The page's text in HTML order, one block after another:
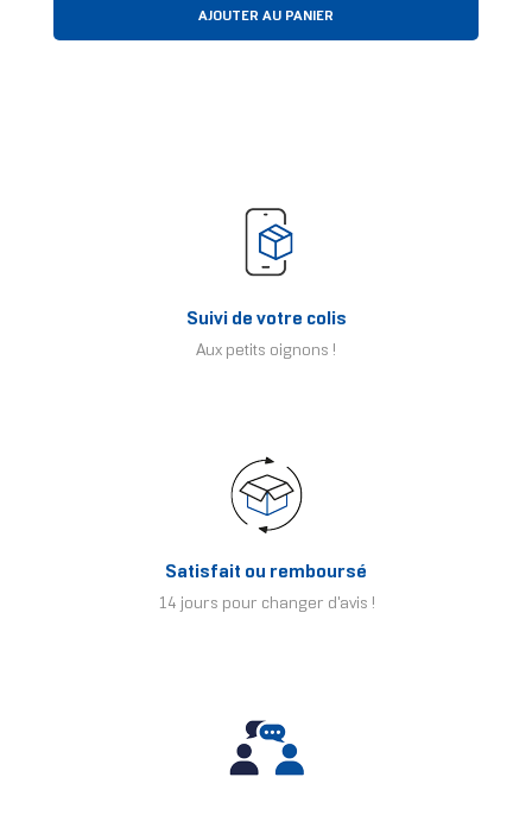
AJOUTER AU PANIER
Suivi de votre colis
Aux petits oignons !
Satisfait ou remboursé
14 jours pour changer d'avis !